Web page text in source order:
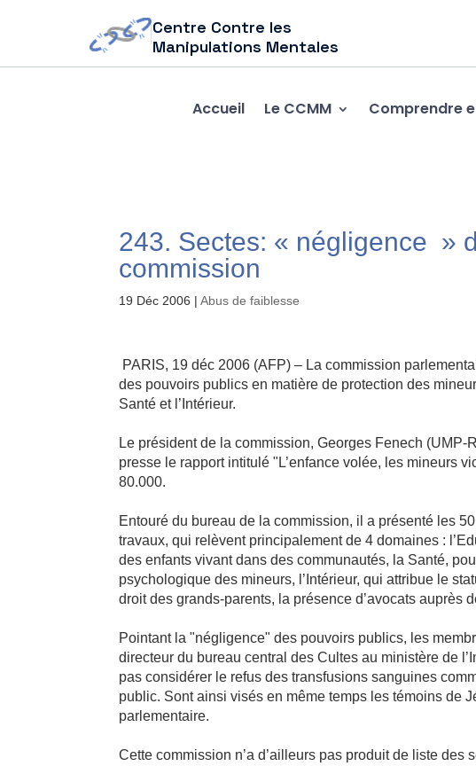
Centre Contre les
Manipulations Mentales
Accueil Le CCMM Comprendre
243. Sectes: « négligence »
commission
19 Déc 2006 |Abus de faiblesse
PARIS, 19 déc 2006 (AFP) – La commission
des pouvoirs publics en matière de protection des
Santé et l’Intérieur.
Le président de la commission, Georges Fenech
presse le rapport intitulé "L’enfance volée, les mineurs
80.000.
Entouré du bureau de la commission, il a présenté les
travaux, qui relèvent principalement de 4 domaines :
des enfants vivant dans des communautés, la Santé,
psychologique des mineurs, l’Intérieur, qui attribue le
droit des grands-parents, la présence d’avocats auprès
Pointant la "négligence" des pouvoirs publics, les
directeur du bureau central des Cultes au ministère de
pas considérer le refus des transfusions sanguines
public. Sont ainsi visés en même temps les témoins de
parlementaire.
Cette commission n’a d’ailleurs pas produit de liste